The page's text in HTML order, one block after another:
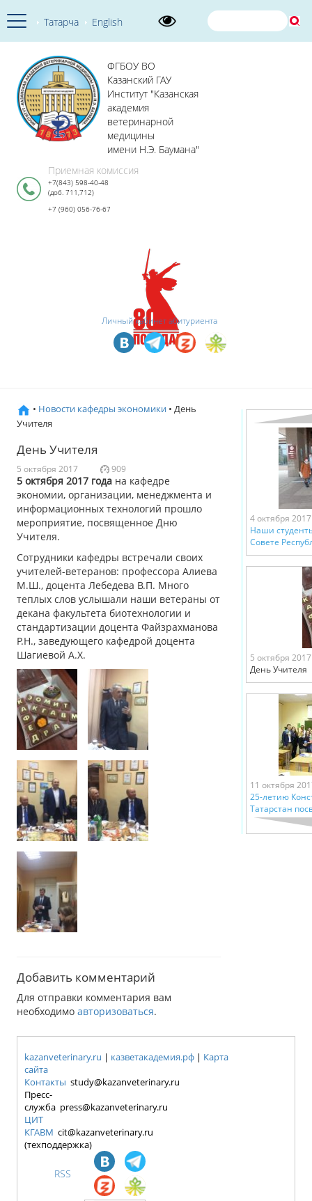
Татарча English
ФГБОУ ВО
Казанский ГАУ
Институт "Казанская
академия
ветеринарной
медицины
имени Н.Э. Баумана"
Приемная комиссия
+7(843) 598-40-48
(доб. 711,712)
+7 (960) 056-76-67
Личный кабинет абитуриента
• Новости кафедры экономики • День
Учителя
День Учителя
5 октября 2017 909
5 октября 2017 года на кафедре
экономии, организации, менеджмента и
информационных технологий прошло
мероприятие, посвященное Дню
Учителя.
Сотрудники кафедры встречали своих
учителей-ветеранов: профессора Алиева
М.Ш., доцента Лебедева В.П. Много
теплых слов услышали наши ветераны от
декана факультета биотехнологии и
стандартизации доцента Файзрахманова
Р.Н., заведующего кафедрой доцента
Шагиевой А.Х.
Добавить комментарий
Для отправки комментария вам
необходимо авторизоваться.
4 октября 2017
Наши
Совете
5 октября 2017
День Учителя
11 октября
25-летию
Татарстан
kazanveterinary.ru | казветакадемия.рф | Карта
сайта
Контакты study@kazanveterinary.ru
Пресс-
служба press@kazanveterinary.ru
ЦИТ
КГАВМ cit@kazanveterinary.ru
(техподдержка)
RSS